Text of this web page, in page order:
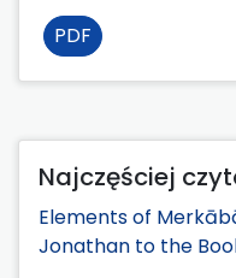
PDF
Najczęściej
Elements of
Jonathan to the